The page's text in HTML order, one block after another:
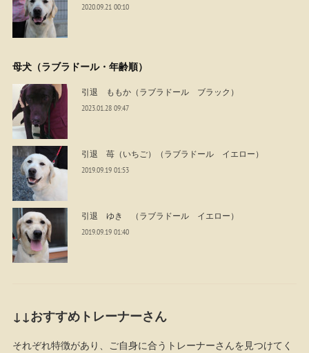
2020.09.21 00:10
母犬（ラブラドール・年齢順）
引退 ももか（ラブラドール ブラック）
2023.01.28 09:47
引退 苺（いちご）（ラブラドール イエロー）
2019.09.19 01:53
引退 ゆき （ラブラドール イエロー）
2019.09.19 01:40
↓↓おすすめトレーナーさん
それぞれ特徴があり、ご自身に合うトレーナーさんを見つけてく